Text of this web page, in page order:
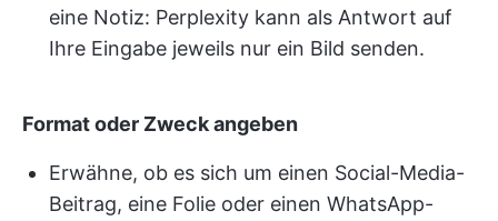
eine Notiz: Perplexity kann als Antwort auf
Ihre Eingabe jeweils nur ein Bild senden.
Format oder Zweck angeben
Erwähne, ob es sich um einen Social-Media-
Beitrag, eine Folie oder einen WhatsApp-